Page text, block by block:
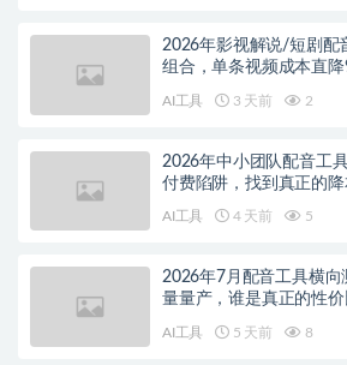
2026年影视解说/短剧配
组合，单条视频成本直降
AI工具 3 天前 2
2026年中小团队配音工
付费陷阱，找到真正的
AI工具 4 天前 5
2026年7月配音工具横
量量产，谁是真正的性价
AI工具 5 天前 8